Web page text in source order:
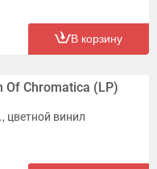
В корзину
Of Chromatica (LP)
цветной винил